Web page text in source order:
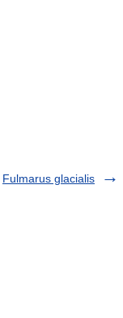
Fulmarus glacialis